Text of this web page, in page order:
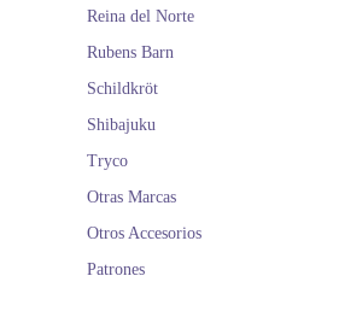
Reina del Norte
Rubens Barn
Schildkröt
Shibajuku
Tryco
Otras Marcas
Otros Accesorios
Patrones